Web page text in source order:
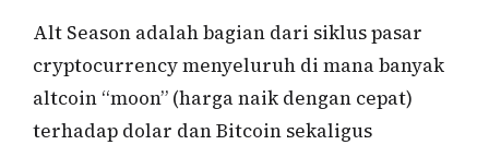
Alt Season adalah bagian dari siklus pasar
cryptocurrency menyeluruh di mana banyak
altcoin “moon” (harga naik dengan cepat)
terhadap dolar dan Bitcoin sekaligus